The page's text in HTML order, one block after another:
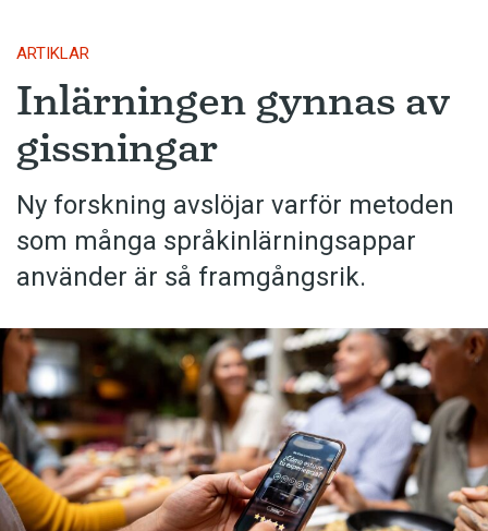
ARTIKLAR
Inlärningen gynnas av
gissningar
Ny forskning avslöjar varför metoden
som många språkinlärningsappar
använder är så framgångsrik.